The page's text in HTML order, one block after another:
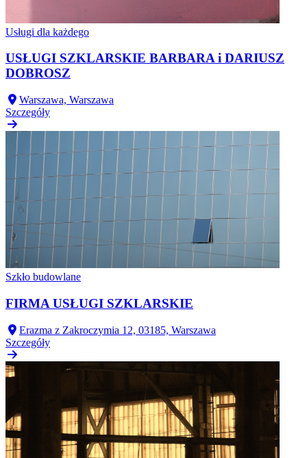
Usługi dla każdego
USŁUGI SZKLARSKIE BARBARA i DARIUSZ
DOBROSZ
Warszawa, Warszawa
Szczegóły
Szkło budowlane
FIRMA USŁUGI SZKLARSKIE
Erazma z Zakroczymia 12, 03185, Warszawa
Szczegóły